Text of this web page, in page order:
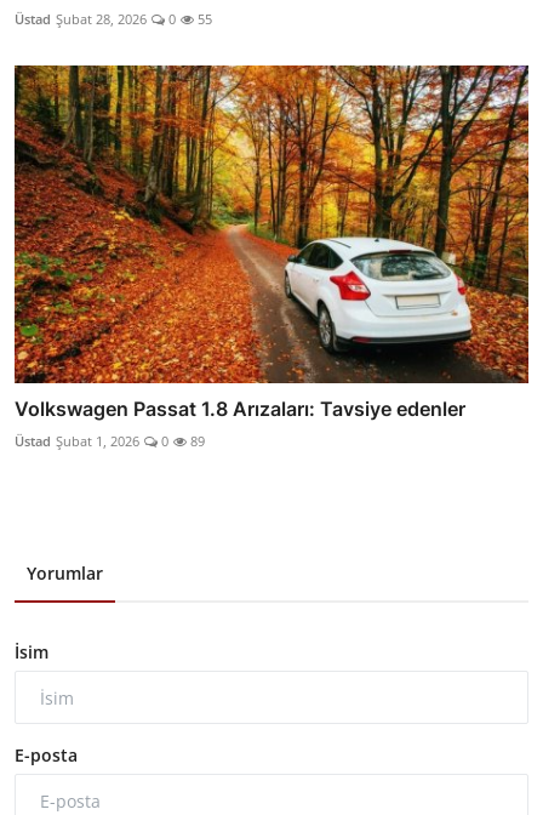
Üstad Şubat 28, 2026 0 55
Volkswagen Passat 1.8 Arızaları: Tavsiye edenler
Üstad Şubat 1, 2026 0 89
Yorumlar
İsim
E-posta